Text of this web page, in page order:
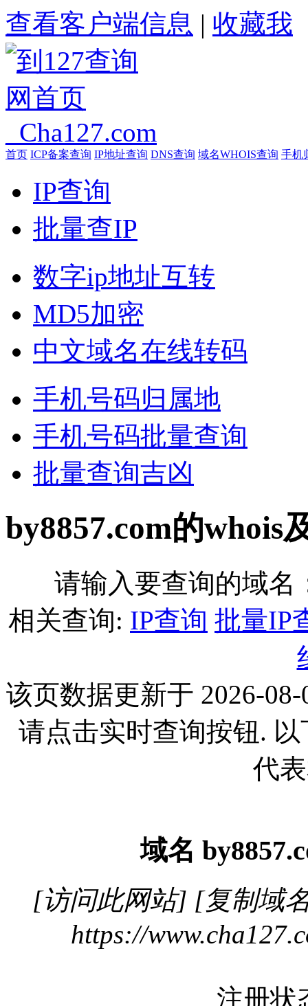
查看客户端信息 | 收藏我
首页 ICP备案查询 IP地址查询 DNS查询 域名WHOIS查询 手机
IP查询
批量查IP
数字ip地址互转
MD5加密
中文域名在线转码
手机号码归属地
手机号码批量查询
批量查询吉凶
by8857.com的whois
请输入要查询的域名
相关查询: IP查询 批量IP
该页数据更新于 2026-
请点击实时查询按钮.
代
域名
[访问此网站] [复制域
https://
注册状